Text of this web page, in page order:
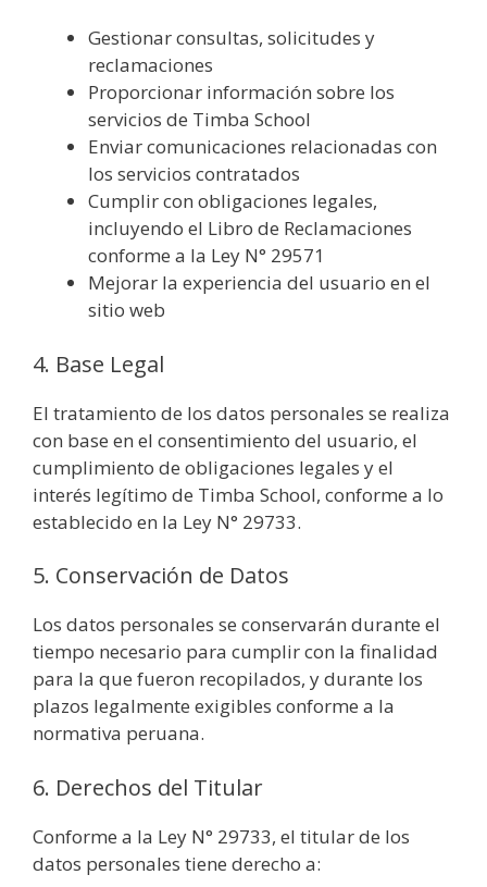
Gestionar consultas, solicitudes y
reclamaciones
Proporcionar información sobre los
servicios de Timba School
Enviar comunicaciones relacionadas con
los servicios contratados
Cumplir con obligaciones legales,
incluyendo el Libro de Reclamaciones
conforme a la Ley N° 29571
Mejorar la experiencia del usuario en el
sitio web
4. Base Legal
El tratamiento de los datos personales se realiza
con base en el consentimiento del usuario, el
cumplimiento de obligaciones legales y el
interés legítimo de Timba School, conforme a lo
establecido en la Ley N° 29733.
5. Conservación de Datos
Los datos personales se conservarán durante el
tiempo necesario para cumplir con la finalidad
para la que fueron recopilados, y durante los
plazos legalmente exigibles conforme a la
normativa peruana.
6. Derechos del Titular
Conforme a la Ley N° 29733, el titular de los
datos personales tiene derecho a: